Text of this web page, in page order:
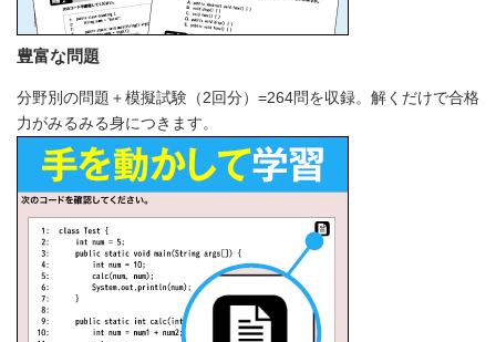
豊富な問題
分野別の問題＋模擬試験（2回分）=264問を収録。解くだけで合格
力がみるみる身につきます。